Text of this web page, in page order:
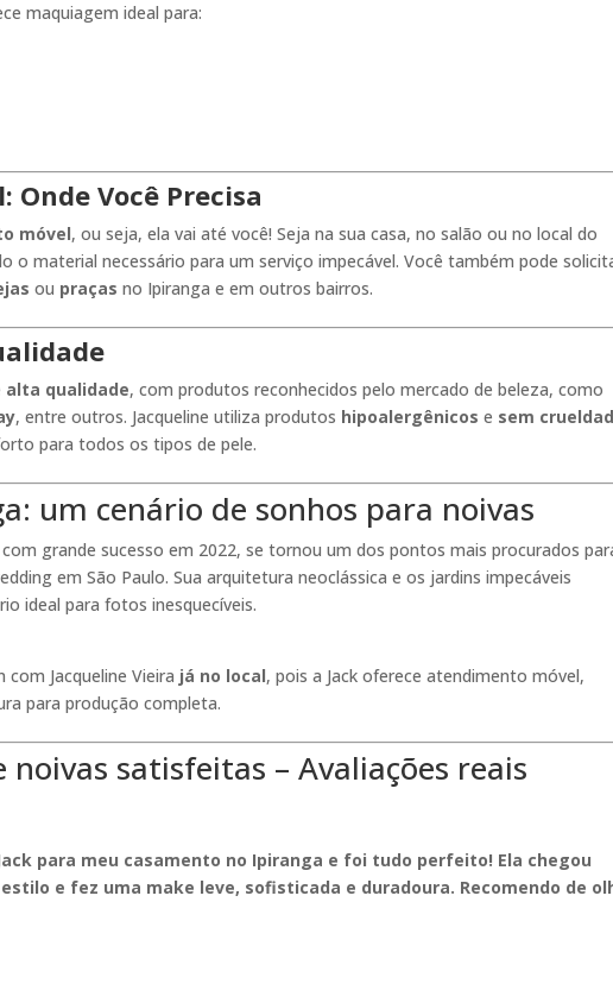
maquiagem ideal para:
Você Precisa
móvel, ou seja, ela vai até você! Seja na sua casa, no salão ou no local do
o material necessário para um serviço impecável. Você também pode
ou praças no Ipiranga e em outros bairros.
alta qualidade, com produtos reconhecidos pelo mercado de beleza, como
, entre outros. Jacqueline utiliza produtos hipoalergênicos e sem
para todos os tipos de pele.
um cenário de sonhos para noivas
grande sucesso em 2022, se tornou um dos pontos mais procurados
em São Paulo. Sua arquitetura neoclássica e os jardins impecáveis
ideal para fotos inesquecíveis.
Jacqueline Vieira já no local, pois a Jack oferece atendimento móvel,
para produção completa.
noivas satisfeitas –Avaliações reais
para meu casamento no Ipiranga e foi tudo perfeito! Ela chegou
e fez uma make leve, sofisticada e duradoura. Recomendo de